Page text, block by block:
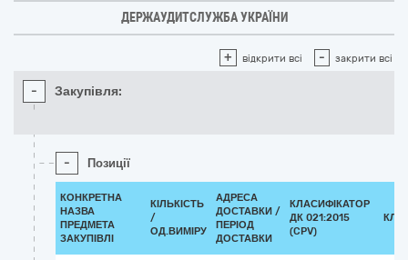
ДЕРЖАУДИТСЛУЖБА УКРАЇНИ
+ відкрити всі - закрити всі
- Закупівля:
- Позиції
КОНКРЕТНА
НАЗВА
ПРЕДМЕТА
ЗАКУПІВЛІ
КІЛЬКІСТЬ
/
ОД.ВИМІРУ
АДРЕСА
ДОСТАВКИ /
ПЕРІОД
ДОСТАВКИ
КЛАСИФІКАТОР
ДК 021:2015
(CPV)